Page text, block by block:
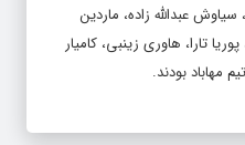
سیاوش عبدالله زاده، ماردین
تارا، هاوری زینبی، کامیار
مهاباد بودند.